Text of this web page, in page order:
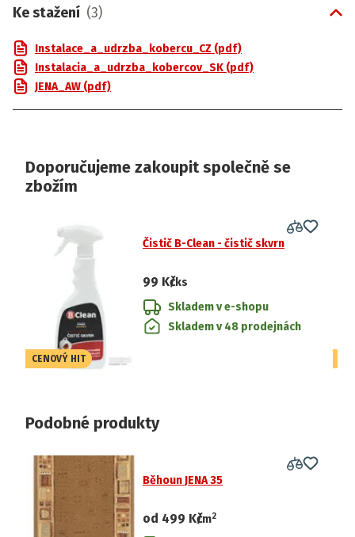
Ke stažení (3)
Instalace_a_udrzba_kobercu_CZ (pdf)
Instalacia_a_udrzba_kobercov_SK (pdf)
JENA_AW (pdf)
Doporučujeme zakoupit společně se
zbožím
CENOVÝ HIT
Čistič B-Clean - čistič skvrn
99 Kč/ks
Skladem v e-shopu
Skladem v 48 prodejnách
Podobné produkty
Běhoun JENA 35
od 499 Kč
/m2